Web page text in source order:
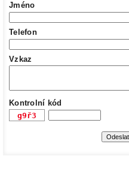
Jméno
Telefon
Vzkaz
Kontrolní kód